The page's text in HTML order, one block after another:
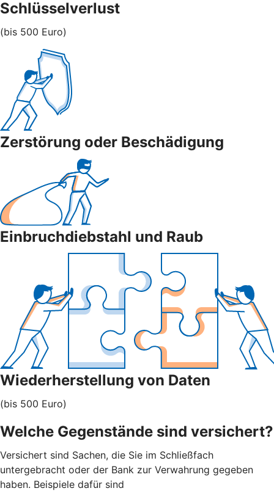
Schlüsselverlust
(bis 500 Euro)
Zerstörung oder Beschädigung
Einbruchdiebstahl und Raub
Wiederherstellung von Daten
(bis 500 Euro)
Welche Gegenstände sind versichert?
Versichert sind Sachen, die Sie im Schließfach
untergebracht oder der Bank zur Verwahrung gegeben
haben. Beispiele dafür sind